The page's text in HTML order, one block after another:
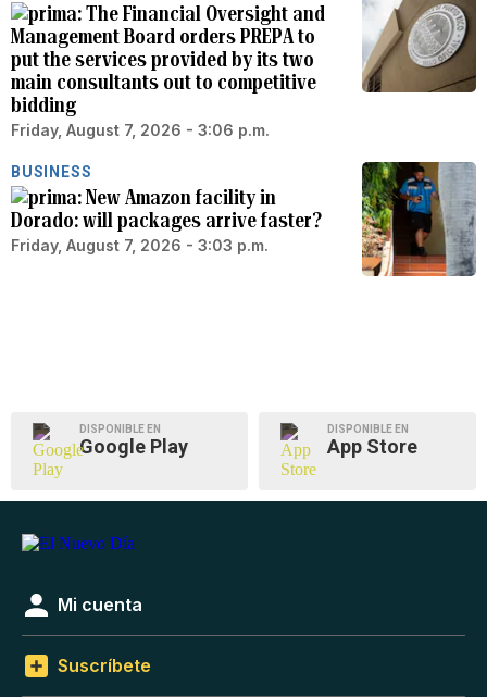
The Financial Oversight and
Management Board orders PREPA to
put the services provided by its two
main consultants out to competitive
bidding
Friday, August 7, 2026 - 3:06 p.m.
BUSINESS
New Amazon facility in
Dorado: will packages arrive faster?
Friday, August 7, 2026 - 3:03 p.m.
DISPONIBLE EN
Google Play
DISPONIBLE EN
App Store
Mi cuenta
Suscríbete